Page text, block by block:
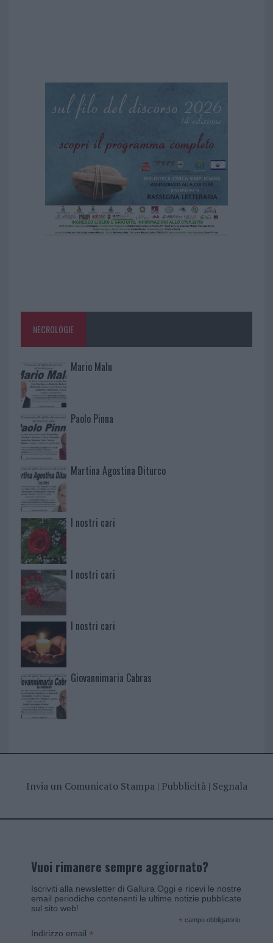
NECROLOGIE
Mario Malu
Paolo Pinna
Martina Agostina Diturco
I nostri cari
I nostri cari
I nostri cari
Giovannimaria Cabras
Invia un Comunicato Stampa| Pubblicità| Segnala
Vuoi rimanere sempre aggiornato?
Iscriviti alla newsletter di Gallura Oggi e ricevi le nostre
email periodiche contenenti le ultime notizie pubblicate
sul sito web!
* campo obbligatorio
Indirizzo email *